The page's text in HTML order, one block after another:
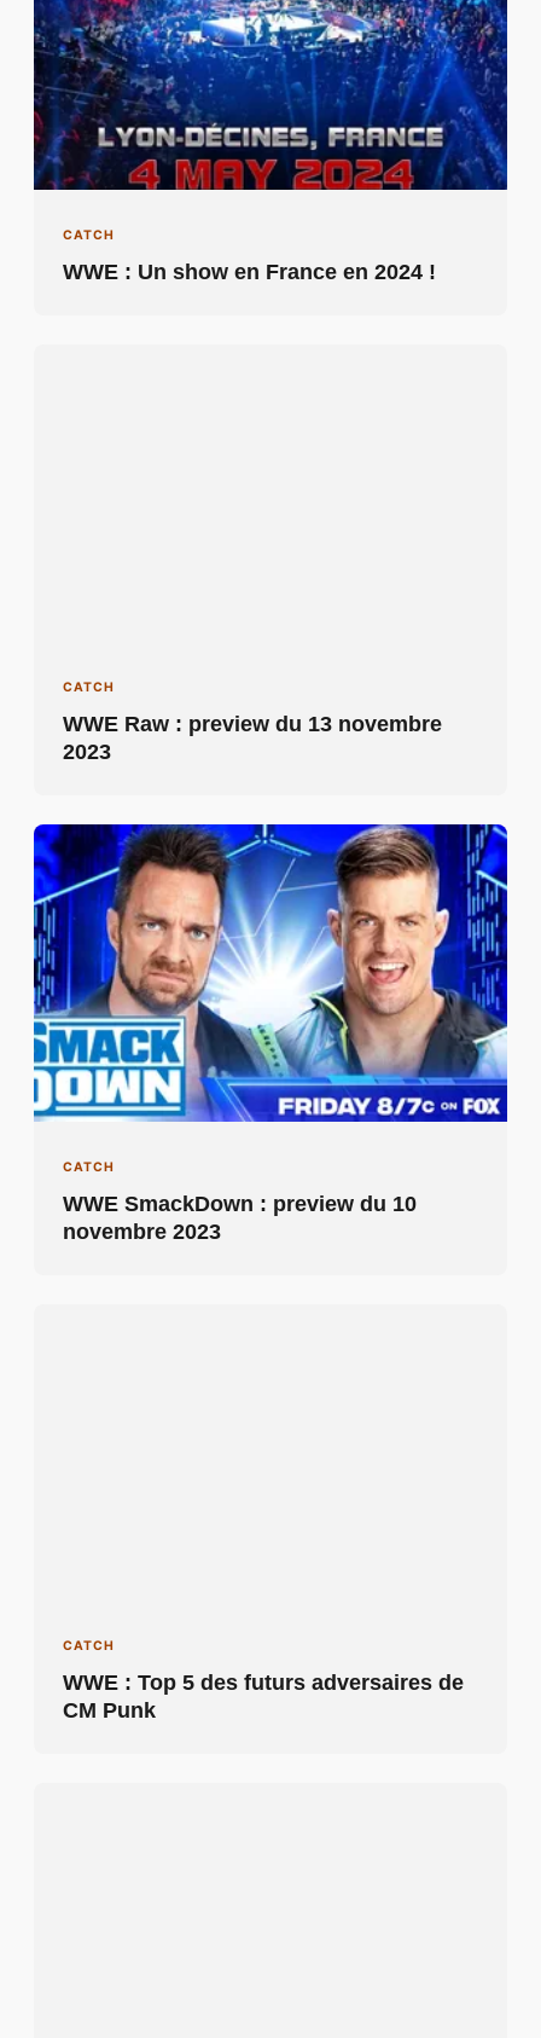
CATCH
WWE : Un show en France en 2024 !
CATCH
WWE Raw : preview du 13 novembre
2023
CATCH
WWE SmackDown : preview du 10
novembre 2023
CATCH
WWE : Top 5 des futurs adversaires de
CM Punk